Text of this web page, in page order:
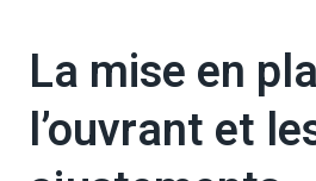
La mise en
l’ouvrant et